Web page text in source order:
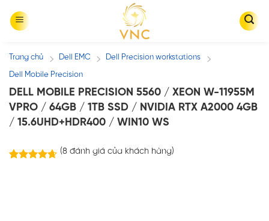
Trang chủ / Dell EMC / Dell Precision workstations /
Dell Mobile Precision
DELL MOBILE PRECISION 5560 / XEON W-11955M
VPRO / 64GB / 1TB SSD / NVIDIA RTX A2000 4GB
/ 15.6UHD+HDR400 / WIN10 WS
(8đánh giá của khách hàng)